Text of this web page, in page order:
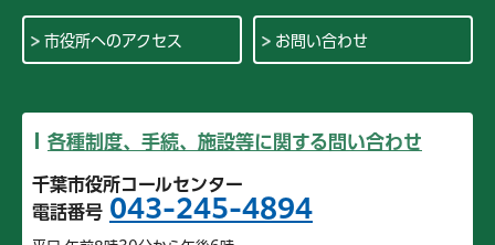
市役所へのアクセス お問い合わせ
各種制度、手続、施設等に関する問い合わせ
千葉市役所コールセンター
電話番号 043-245-4894